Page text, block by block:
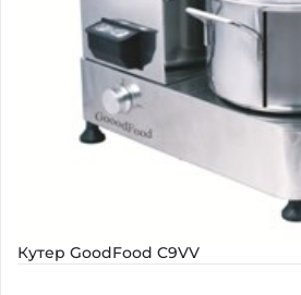
Кутер GoodFood C9VV